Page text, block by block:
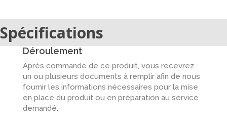
Spécifications
Déroulement
Après commande de ce produit, vous recevrez
un ou plusieurs documents à remplir afin de nous
fournir les informations nécessaires pour la mise
en place du produit ou en préparation au service
demandé.